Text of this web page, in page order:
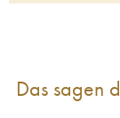
2008
R.D. Extra-
Das sagen